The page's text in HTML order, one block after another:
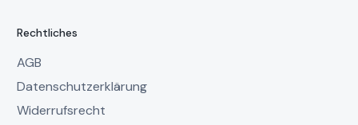
Rechtliches
AGB
Datenschutzerklärung
Widerrufsrecht